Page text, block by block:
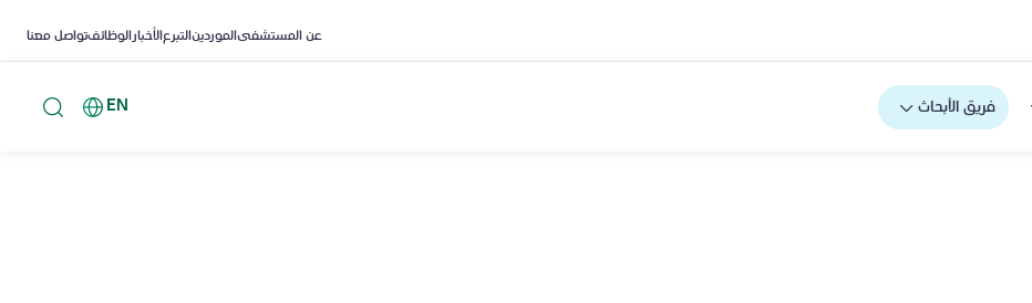
عن المستشفىالموردينالتبرعالأخبارالوظائفتواصل معنا
فريق الأبحاث EN